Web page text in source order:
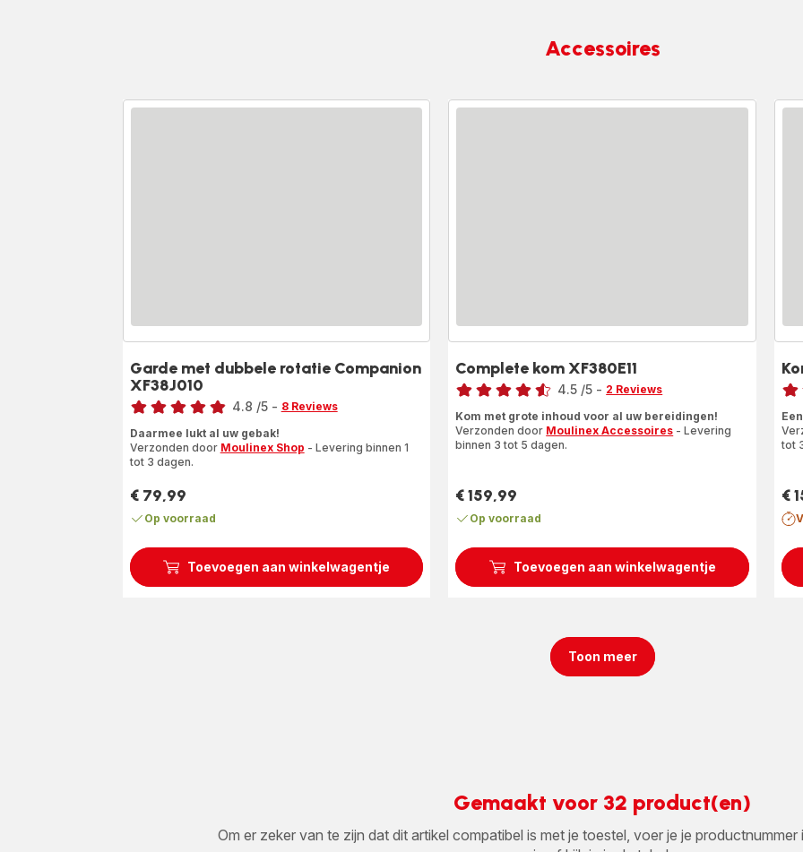
Accessoires
Toevoegen aan winkelwagentje
Garde met dubbele rotatie Companion
XF38J010
Beoordeling
4.8 /5 - 8 Reviews
Daarmee lukt al uw gebak!
Verzonden door Moulinex Shop - Levering binnen 1
tot 3 dagen.
Prijs
€ 79,99
Op voorraad
Toevoegen aan winkelwagentje
Complete kom XF380E11
Beoordeling
4.5 /5 - 2 Reviews
Kom met grote inhoud voor al uw bereidingen!
Verzonden door Moulinex Accessoires - Levering
binnen 3 tot 5 dagen.
Prijs
€ 159,99
Op voorraad
tot
Prijs
€
Toon meer
Gemaakt voor 32 product(en)
Om er zeker van te zijn dat dit artikel compatibel is met je toestel, voer je je